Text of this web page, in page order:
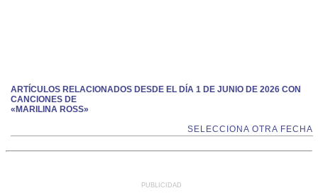
ARTÍCULOS RELACIONADOS DESDE EL DÍA 1 DE JUNIO DE 2026 CON
CANCIONES DE
«MARILINA ROSS»
SELECCIONA OTRA FECHA
PUBLICIDAD